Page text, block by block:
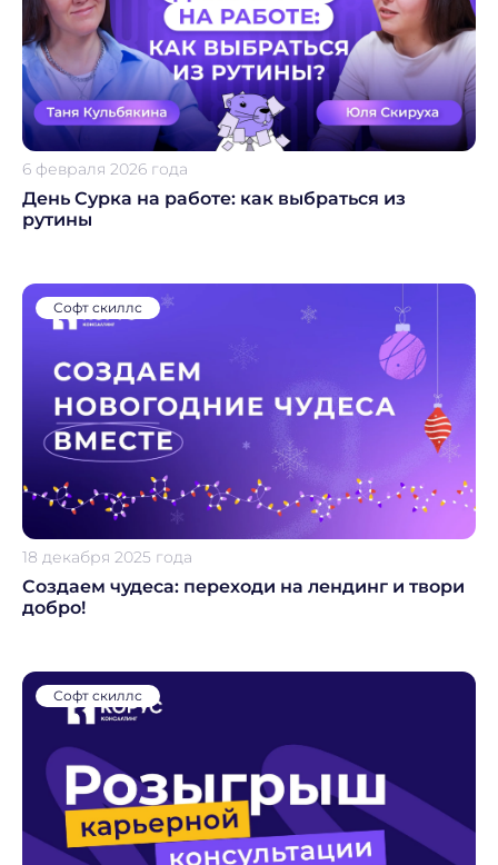
6 февраля 2026 года
День Сурка на работе: как выбраться из
рутины
Софт скиллс
18 декабря 2025 года
Создаем чудеса: переходи на лендинг и твори
добро!
Софт скиллс